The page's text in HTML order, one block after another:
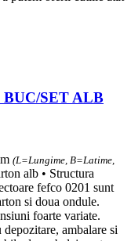
SET ALB
(L=Lungime, B=Latime,
alb • Structura
fefco 0201 sunt
si doua ondule.
foarte variate.
ambalare si